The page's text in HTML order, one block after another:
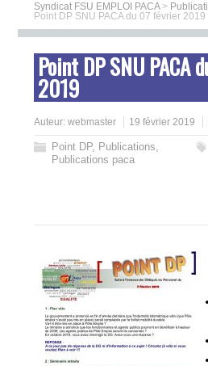
Syndicat FSU EMPLOI PACA>
Point DP SNU PACA du 07 février 2019
Point DP SNU PACA
2019
Auteur:webmaster 19 février 2019
Point DP, Publications,
Publications paca